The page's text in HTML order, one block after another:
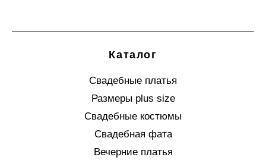
Каталог
Свадебные платья
Размеры plus size
Свадебные костюмы
Свадебная фата
Вечерние платья